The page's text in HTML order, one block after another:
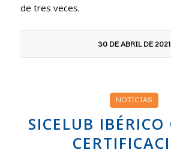
de tres veces.
30 DE ABRIL DE 2021
NOTICIAS
SICELUB IBÉRICO